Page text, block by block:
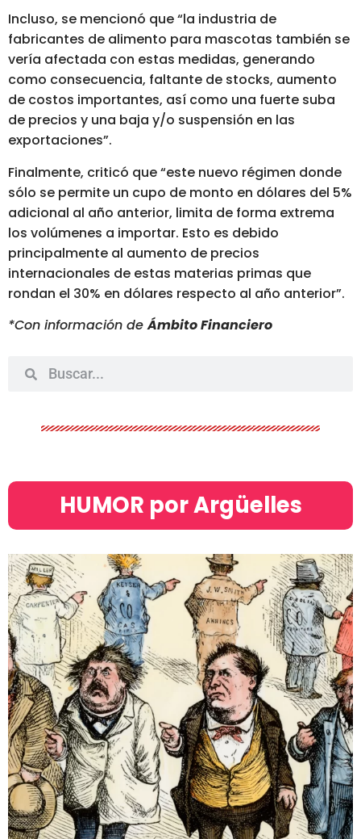
Incluso, se mencionó que “la industria de
fabricantes de alimento para mascotas también se
vería afectada con estas medidas, generando
como consecuencia, faltante de stocks, aumento
de costos importantes, así como una fuerte suba
de precios y una baja y/o suspensión en las
exportaciones”.
Finalmente, criticó que “este nuevo régimen donde
sólo se permite un cupo de monto en dólares del 5%
adicional al año anterior, limita de forma extrema
los volúmenes a importar. Esto es debido
principalmente al aumento de precios
internacionales de estas materias primas que
rondan el 30% en dólares respecto al año anterior”.
*Con información deÁmbito Financiero
HUMOR por Argüelles​